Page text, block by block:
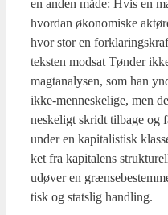
en anden måde: Hvis en
hvor­dan øko­no­mi­ske
hvor stor en
tek­sten mod­sat Tøn­der
mag­t­a­na­ly­sen, som han
ikke-men­ne­ske­li­ge, men
ne­ske­ligt skridt til­ba­ge og
under en kapi­ta­li­stisk
ket fra kapi­ta­lens
udø­ver en
tisk og stats­lig hand­ling.